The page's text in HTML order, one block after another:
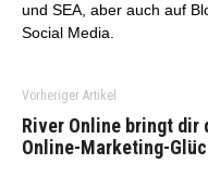
und SEA, aber auch auf
Social Media.
Vorheriger Artikel
River Online bringt dir
Online-Marketing-